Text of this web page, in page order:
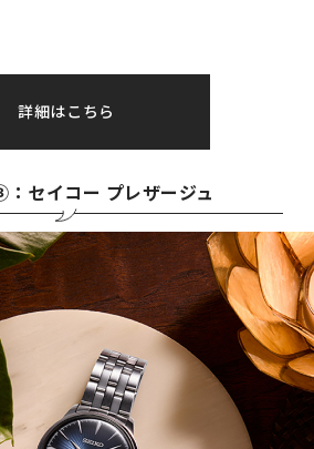
詳細はこちら
セイコー プレザージュ